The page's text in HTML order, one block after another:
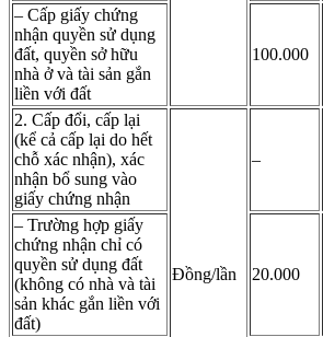
– Cấp giấy chứng
nhận quyền sử dụng
đất, quyền sở hữu
nhà ở và tài sản gắn
liền với đất
100.000
2. Cấp đổi, cấp lại
(kể cả cấp lại do hết
chỗ xác nhận), xác
nhận bổ sung vào
giấy chứng nhận
Đồng/lần
–
– Trường hợp giấy
chứng nhận chỉ có
quyền sử dụng đất
(không có nhà và tài
sản khác gắn liền với
đất)
20.000